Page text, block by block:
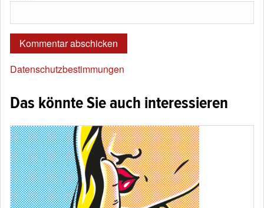
Datenschutzbestimmungen
Das könnte Sie auch interessieren